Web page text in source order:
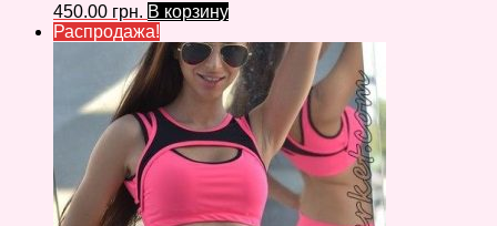
450.00 грн. В корзину
Распродажа!